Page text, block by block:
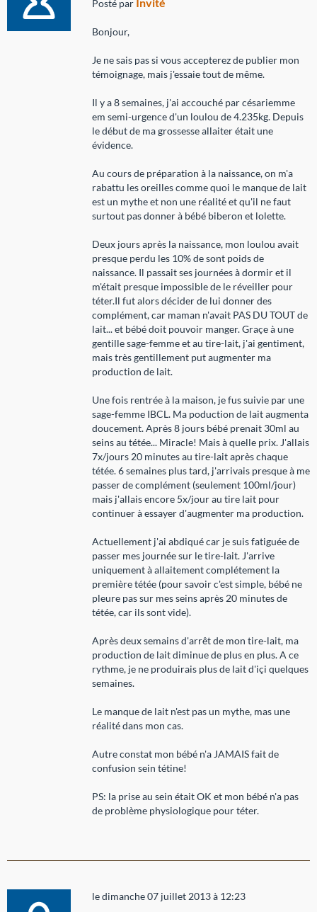
Posté par
Bonjour,
Je ne sais pas si vous accepterez de publier mon
témoignage, mais j'essaie tout de même.
Il y a 8 semaines, j'ai accouché par césariemme
em semi-urgence d'un loulou de 4.235kg. Depuis
le début de ma grossesse allaiter était une
évidence.
Au cours de préparation à la naissance, on m'a
rabattu les oreilles comme quoi le manque de lait
est un mythe et non une réalité et qu'il ne faut
surtout pas donner à bébé biberon et lolette.
Deux jours après la naissance, mon loulou avait
presque perdu les 10% de sont poids de
naissance. Il passait ses journées à dormir et il
m'était presque impossible de le réveiller pour
téter.Il fut alors décider de lui donner des
complément, car maman n'avait PAS DU TOUT de
lait... et bébé doit pouvoir manger. Graçe à une
gentille sage-femme et au tire-lait, j'ai gentiment,
mais très gentillement put augmenter ma
production de lait.
Une fois rentrée à la maison, je fus suivie par une
sage-femme IBCL. Ma poduction de lait augmenta
doucement. Après 8 jours bébé prenait 30ml au
seins au tétée... Miracle! Mais à quelle prix. J'allais
7x/jours 20 minutes au tire-lait après chaque
tétée. 6 semaines plus tard, j'arrivais presque à me
passer de complément (seulement 100ml/jour)
mais j'allais encore 5x/jour au tire lait pour
continuer à essayer d'augmenter ma production.
Actuellement j'ai abdiqué car je suis fatiguée de
passer mes journée sur le tire-lait. J'arrive
uniquement à allaitement complétement la
première tétée (pour savoir c'est simple, bébé ne
pleure pas sur mes seins après 20 minutes de
tétée, car ils sont vide).
Après deux semains d'arrêt de mon tire-lait, ma
production de lait diminue de plus en plus. A ce
rythme, je ne produirais plus de lait d'içi quelques
semaines.
Le manque de lait n'est pas un mythe, mas une
réalité dans mon cas.
Autre constat mon bébé n'a JAMAIS fait de
confusion sein tétine!
PS: la prise au sein était OK et mon bébé n'a pas
de problème physiologique pour téter.
le dimanche 07 juillet 2013 à 12:23